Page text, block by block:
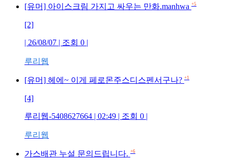
[유머] 아이스크림 가지고 싸우는 만화.manhwa +5
[2]
| 26/08/07 | 조회 0 |
루리웹
[유머] 헤에~ 이게 페로몬주스디스펜서구나? +1
[4]
루리웹-5408627664 | 02:49 | 조회 0 |
루리웹
가스배관 누설 문의드립니다. +6